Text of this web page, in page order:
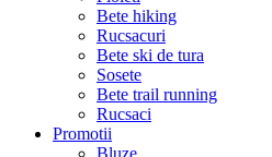
Bete hiking
Rucsacuri
Bete ski de tura
Sosete
Bete trail running
Rucsaci
Promotii
Bluze